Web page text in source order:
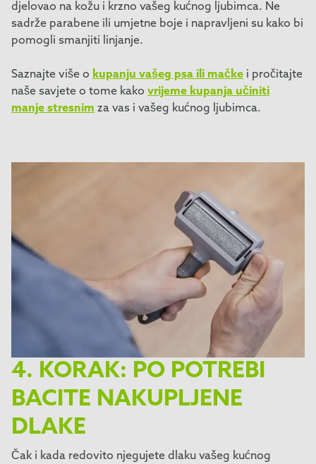
djelovao na kožu i krzno vašeg kućnog ljubimca. Ne
sadrže parabene ili umjetne boje i napravljeni su kako bi
pomogli smanjiti linjanje.
Saznajte više o kupanju vašeg psa ili mačke i pročitajte
naše savjete o tome kako vrijeme kupanja učiniti
manje stresnim za vas i vašeg kućnog ljubimca.
4. KORAK: PO POTREBI
BACITE NAKUPLJENE
DLAKE
Čak i kada redovito njegujete dlaku vašeg kućnog